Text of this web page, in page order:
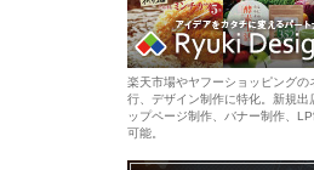
楽天市場やヤフーショッピングの
行、デザイン制作に特化。新規出
ップページ制作、バナー制作、
可能。